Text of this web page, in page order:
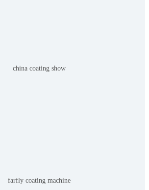
china coating show
farfly coating machine